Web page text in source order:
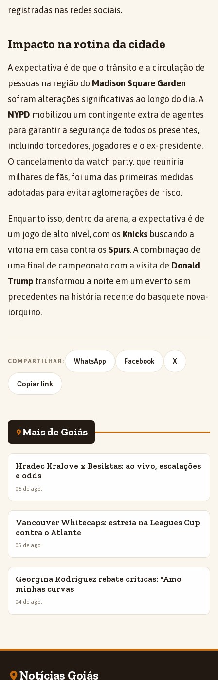
registradas nas redes sociais.
Impacto na rotina da cidade
A expectativa é de que o trânsito e a circulação de
pessoas na região do Madison Square Garden
sofram alterações significativas ao longo do dia. A
NYPD mobilizou um contingente extra de agentes
para garantir a segurança de todos os presentes,
incluindo torcedores, jogadores e o ex-presidente.
O cancelamento da watch party, que reuniria
milhares de fãs, foi uma das primeiras medidas
adotadas para evitar aglomerações de risco.
Enquanto isso, dentro da arena, a expectativa é de
um jogo de alto nível, com os Knicks buscando a
vitória em casa contra os Spurs. A combinação de
uma final de campeonato com a visita de Donald
Trump transformou a noite em um evento sem
precedentes na história recente do basquete nova-
iorquino.
COMPARTILHAR: WhatsApp Facebook X
Copiar link
Mais de Goiás
INSIGHTS
Hradec Kralove x Besiktas: ao vivo, escalações
e odds
06 de ago.
INSIGHTS
Vancouver Whitecaps: estreia na Leagues Cup
contra o Atlante
05 de ago.
INSIGHTS
Georgina Rodríguez rebate críticas: "Amo
minhas curvas
04 de ago.
Notícias Goiás